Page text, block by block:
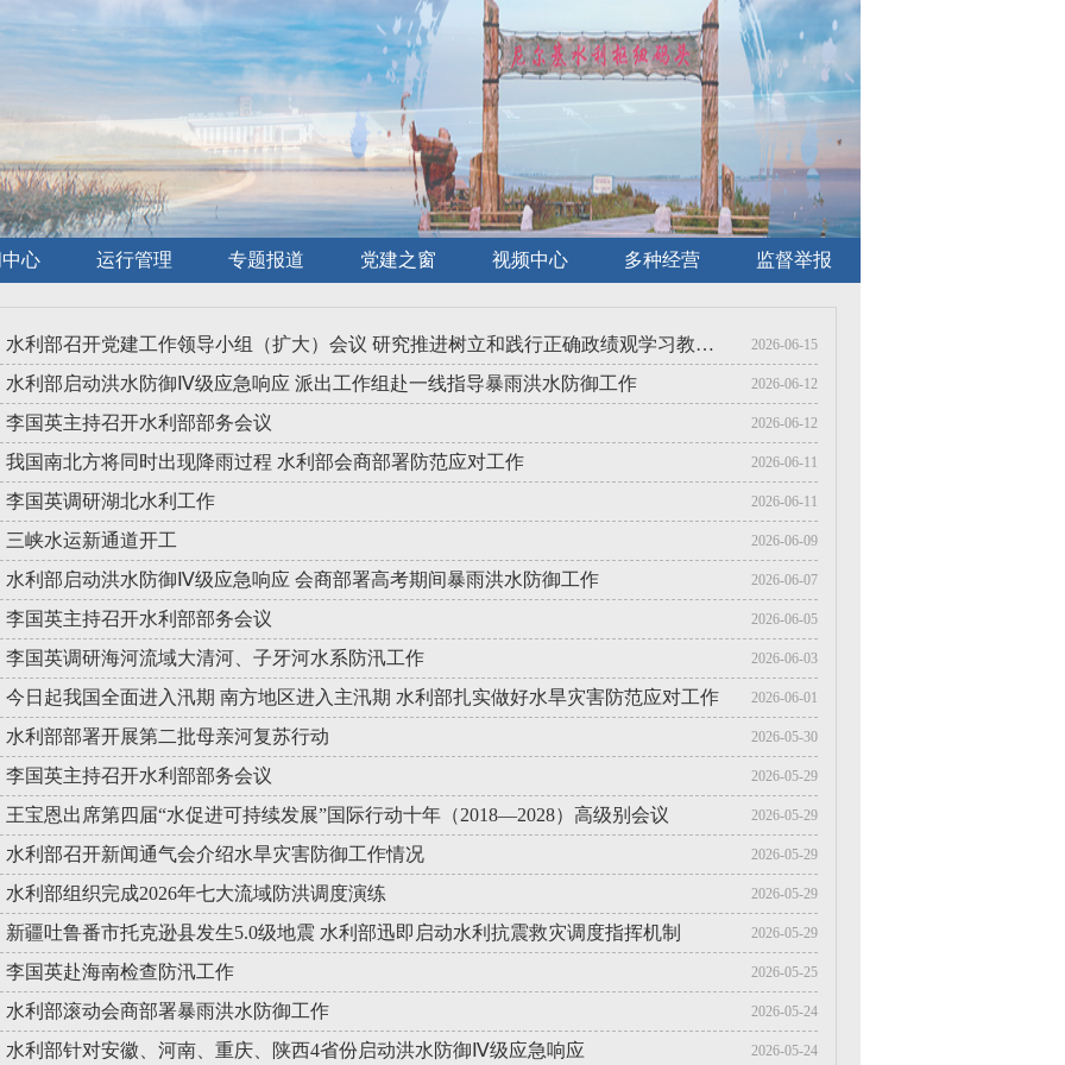
心 运行管理 专题报道 党建之窗 视频中心 多种经营 监督举报
2026-06-15
水利部召开党建工作领导小组（扩大）会议 研究推进树立和践行正确政绩观学习教育工作
2026-06-12
水利部启动洪水防御Ⅳ级应急响应 派出工作组赴一线指导暴雨洪水防御工作
2026-06-12
李国英主持召开水利部部务会议
2026-06-11
我国南北方将同时出现降雨过程 水利部会商部署防范应对工作
2026-06-11
李国英调研湖北水利工作
2026-06-09
三峡水运新通道开工
2026-06-07
水利部启动洪水防御Ⅳ级应急响应 会商部署高考期间暴雨洪水防御工作
2026-06-05
李国英主持召开水利部部务会议
2026-06-03
李国英调研海河流域大清河、子牙河水系防汛工作
2026-06-01
今日起我国全面进入汛期 南方地区进入主汛期 水利部扎实做好水旱灾害防范应对工作
2026-05-30
水利部部署开展第二批母亲河复苏行动
2026-05-29
李国英主持召开水利部部务会议
2026-05-29
王宝恩出席第四届“水促进可持续发展”国际行动十年（2018—2028）高级别会议
2026-05-29
水利部召开新闻通气会介绍水旱灾害防御工作情况
2026-05-29
水利部组织完成2026年七大流域防洪调度演练
2026-05-29
新疆吐鲁番市托克逊县发生5.0级地震 水利部迅即启动水利抗震救灾调度指挥机制
2026-05-25
李国英赴海南检查防汛工作
2026-05-24
水利部滚动会商部署暴雨洪水防御工作
2026-05-24
水利部针对安徽、河南、重庆、陕西4省份启动洪水防御Ⅳ级应急响应